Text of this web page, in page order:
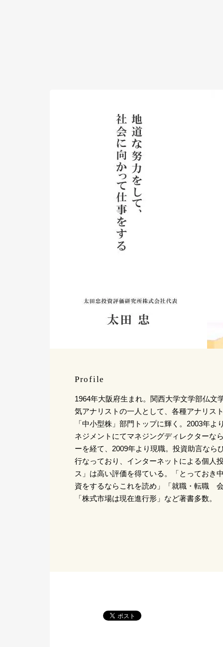
Profile
1964年大阪府生まれ。関西大学文学部仏文
気アナリストの一人として、各種アナリス
「中小型株」部門トップに輝く。2003年
ネジメントにてマネジングディレクターな
ーを経て、2009年より現職。投資助言なら
行なっており、インターネットによる個人
ス」は高い評価を得ている。「とっておき
資をするならこれを読め」「就職・転職
「株式市場は現在進行形」など著書多数。